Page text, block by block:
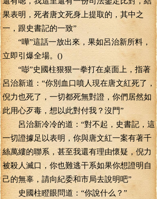
果表明，死者唐文死身上提取的，其中之
一，跟史書記的一致”
“嘩”這話一放出來，果如呂治新所料，
立即引爆全場。()
“嘭”史國柱狠狠一拳打在桌面上，指著
呂治新道：“你別血口噴人現在唐文紅死了，
倪力也死了，一切都死無對證，你們居然如
此用心歹毒，想以此對付我？沒門”
呂治新冷冷的道：“對不起，史書記，這
一切證據足以表明，你與唐文紅一案有著千
絲萬縷的聯系，甚至我還有理由懷疑，倪力
被殺人滅口，你也難逃干系如果你想證明自
己的無辜，請向紀委和市局去說明吧”
史國柱瞪眼問道：“你說什么？”